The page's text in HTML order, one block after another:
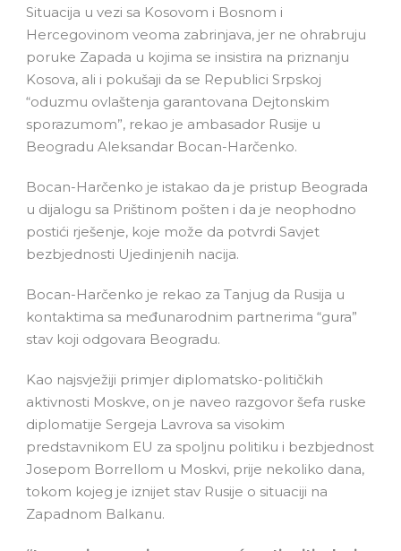
Situacija u vezi sa Kosovom i Bosnom i
Hercegovinom veoma zabrinjava, jer ne ohrabruju
poruke Zapada u kojima se insistira na priznanju
Kosova, ali i pokušaji da se Republici Srpskoj
“oduzmu ovlaštenja garantovana Dejtonskim
sporazumom”, rekao je ambasador Rusije u
Beogradu Aleksandar Bocan-Harčenko.
Bocan-Harčenko je istakao da je pristup Beograda
u dijalogu sa Prištinom pošten i da je neophodno
postići rješenje, koje može da potvrdi Savjet
bezbjednosti Ujedinjenih nacija.
Bocan-Harčenko je rekao za Tanjug da Rusija u
kontaktima sa međunarodnim partnerima “gura”
stav koji odgovara Beogradu.
Kao najsvježiji primjer diplomatsko-političkih
aktivnosti Moskve, on je naveo razgovor šefa ruske
diplomatije Sergeja Lavrova sa visokim
predstavnikom EU za spoljnu politiku i bezbjednost
Josepom Borrellom u Moskvi, prije nekoliko dana,
tokom kojeg je iznijet stav Rusije o situaciji na
Zapadnom Balkanu.